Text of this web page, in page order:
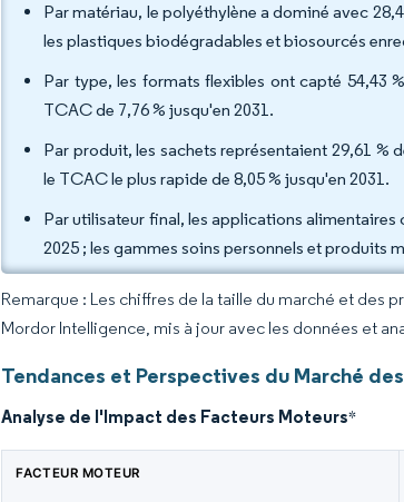
Par matériau, le polyéthylène a dominé avec
les plastiques biodégradables et biosourcés
Par type, les formats flexibles ont capté 54,43
TCAC de 7,76 % jusqu'en 2031.
Par produit, les sachets représentaient 29,61 %
le TCAC le plus rapide de 8,05 % jusqu'en 2031.
Par utilisateur final, les applications alimentaires
2025 ; les gammes soins personnels et produits
Remarque : Les chiffres de la taille du marché et des
Mordor Intelligence, mis à jour avec les données et
Tendances et Perspectives du Marché
Analyse de l'Impact des Facteurs Moteurs*
FACTEUR MOTEUR